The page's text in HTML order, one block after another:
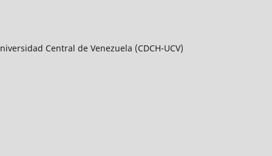
Central de Venezuela (CDCH-UCV)